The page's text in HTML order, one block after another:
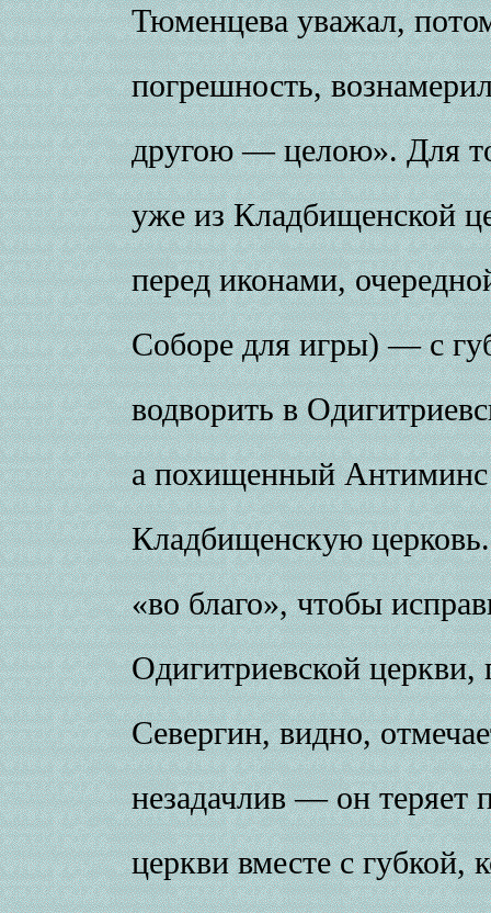
Тюменцева уважал,
погрешность,
другою — целою». Для
уже из Кладбищенской
перед иконами,
Соборе для игры) — с
водворить в
а похищенный Антиминс
Кладбищенскую
«во благо», чтобы
Одигитриевской
Севергин, видно,
незадачлив — он теряет
церкви вместе с губкой,